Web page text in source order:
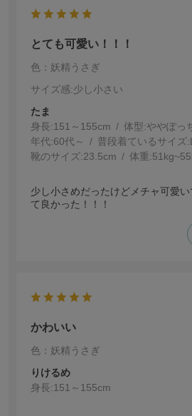
とても可愛い！！！
色：妖精うさぎ
サイズ感:少し小さい
たま
身長:151～155cm 体型:ぽっち
年代:60代～ 普段着ているサイズ:
靴のサイズ:23.5cm 体重:
少し小さめだったけどメチャ可愛
て良かった！！！
かわいい
色：妖精うさぎ
りけるめ
身長:151～155cm